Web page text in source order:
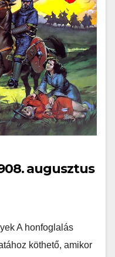
augusztus
A honfoglalás
köthető, amikor